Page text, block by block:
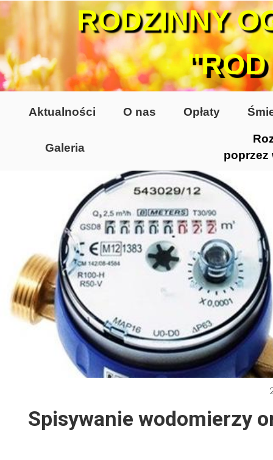
poprzez
Galeria
Lata 70-te, lata 80-te
Altany lata 70-te, 80-te
Dzień Działkowca 2005
Dzień Działkowca 2006
Dzień Działkowca 2012
Protest w Warszawie 2013
Protest w Bydgoszczy 2013
Dzień Działkowca 2014
Aktualności O nas Opłaty
RODZINNY
Spisywanie wodomierzy